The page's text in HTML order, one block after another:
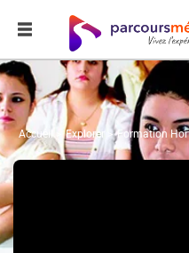
Accueil Explorer Formation